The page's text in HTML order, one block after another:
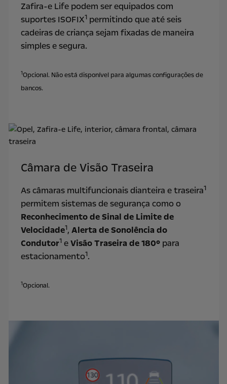
Zafira-e Life podem ser equipados com
suportes ISOFIX1permitindo que até seis
cadeiras de criança sejam fixadas de maneira
simples e segura.
1Opcional. Não está disponível para algumas configurações de
bancos.
Câmara de Visão Traseira
As câmaras multifuncionais dianteira e traseira1
permitem sistemas de segurança como o
Reconhecimento de Sinal de Limite de
Velocidade1, Alerta de Sonolência do
Condutor1eVisão Traseira de 180°para
estacionamento1.
1Opcional.